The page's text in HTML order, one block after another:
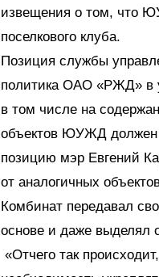
извещения о том, что
поселкового клуба.
Позиция службы
политика ОАО «РЖД» в
в том числе на
объектов ЮУЖД должен
позицию мэр Евгений
от аналогичных
Комбинат передавал
основе и даже выделял
«Отчего так